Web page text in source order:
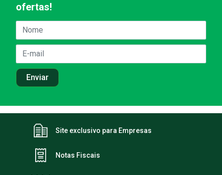
ofertas!
Site exclusivo para Empresas
Notas Fiscais